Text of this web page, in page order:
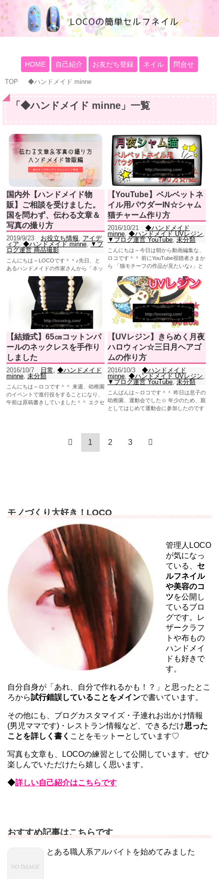
100均大好きママブログ
HOME 自己紹介 お友だち登録 ネイル 問合せ
TOP ◆ハンドメイド minne
「 ◆ハンドメイド minne 」 一覧
国内外【ハンドメイド物
販】ご相談を受けました。
国を問わず、伝わる文章＆
写真の撮り方
2019/9/23 お役立ち情報
アイデ
ィア ◆ハンドメイド minne
▼ブ
ログ運営 商品撮影
こんにちは～LOCOです＾＾♪先日、と
あるハンドメイドの作家さんから「ネッ
トでハンドメイドアクセサリーを販売す
るにはどうしたらいい...
【YouTube】ベルベットネ
イル用パウダーIN☆シャム
猫チャーム作り方
2016/10/21
◆ハンドメイド
minne ,◆ハンドメイド UVレジン
▼ブログ運営 YouTube,未分類
こんにちは～今日は朝から動画編集な、
ロコです＾＾ 前にYouTube視聴者さまか
ら 「猫モチーフの作品が見たいな♪」と
【結婚式】65㎝コットンパ
ールのネックレスを手作り
しました
2016/10/7 日常 ,◆ハンドメイド
minne 未分類
こんにちは～ロコです＾＾ 来週、幼稚園
のイベントで進行役をすることになり、
午前は原稿書きしていました＾＾ エクセ
【UVレジン】きらめく月夜
ハロウィン☆三日月ヘアゴ
ムの作り方
2016/10/3
◆ハンドメイド
minne ,◆ハンドメイド UVレジン
▼ブログ運営 YouTube ,未分類
こんばんは～ロコです＾＾ 昨日は息子の
幼稚園、運動会でした☆ 年少のため、親
としてはじめて運動会に参加したのです
1 2 3
モノづくり大好き！LOCO
管理人LOCO
が気になっ
ている、 セ
ルフネイル
や美容のコ
ツを公開し
ているブロ
グです。レ
ザークラフ
トや布もの
ハンドメイ
ドも好きで
す。
自分自身が「あれ、自分で作れるかも！？」と思ったとこ
ろから試行錯誤していることをメインで書いています。
その他にも、ブログカスタマイズ・子連れお出かけ情報
(男児ママです)・レストラン情報など、できるだけ思った
ことを詳しく書く ことをモットーとしています♡
写真も文章も、LOCOの練習として公開しています。ぜひ
楽しんでいただけたら嬉しく思います。
◆詳しい自己紹介はこちらです
おすすめ記事はこちらです
とある職人系アルバイトを始めてみました